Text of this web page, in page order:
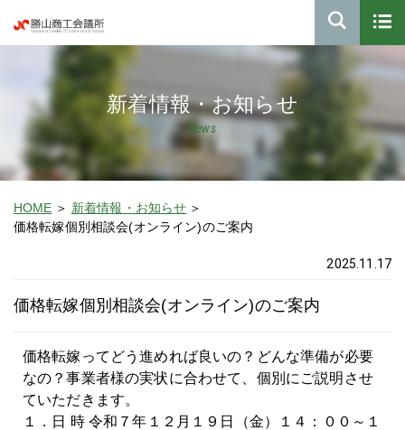
新着情報・お知らせ
News
HOME
新着情報・お知らせ
価格転嫁個別相談会(オンライン)のご案内
2025.11.17
価格転嫁個別相談会(オンライン)のご案内
価格転嫁ってどう進めれば良いの？どんな準備が必要
なの？事業者様の実状に合わせて、個別にご説明させ
ていただきます。
１．日 時 令和７年１２月１９日（金）１４：００～１